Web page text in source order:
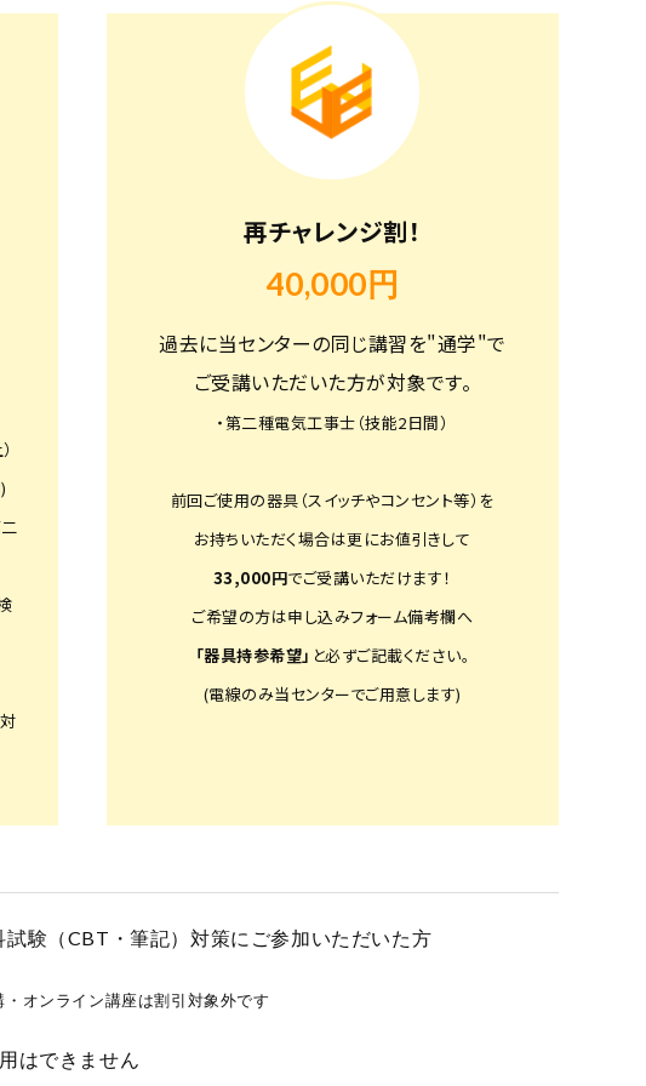
再チャレンジ割！
40,000円
過去に当センターの同じ講習を"通学"で
ご受講いただいた方が対象です。
・第二種電気工事士（技能2日間）
前回ご使用の器具（スイッチやコンセント等）を
お持ちいただく場合は更にお値引きして
33,000円でご受講いただけます！
ご希望の方は申し込みフォーム備考欄へ
「器具持参希望」 と必ずご記載ください。
(電線のみ当センターでご用意します)
験（CBT・筆記）対策にご参加いただいた方
オンライン講座は割引対象外です
はできません